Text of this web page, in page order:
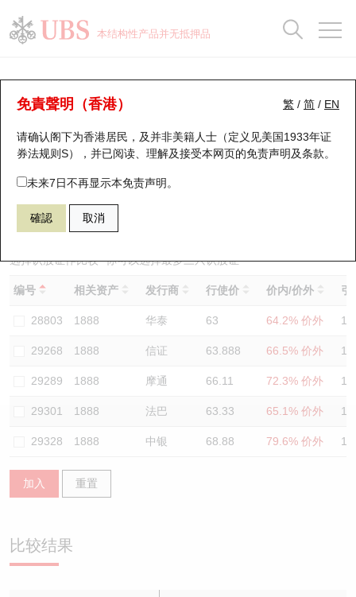
本结构性产品并无抵押品
繁 / 简 / EN
免責聲明（香港）
请确认阁下为香港居民，及并非美籍人士（定义见美国1933年证
券法规则S），并已阅读、理解及接受本网页的免责声明及条款。
未来7日不再显示本免责声明。
確認 取消
认股证分析仪
表现 街货统计 比较
29594 瑞银认购 1888 建滔积层板
选择认股证作比较*你可以选择最多三只认股证
编号 相关资产 发行商 行使价 价内/价外 引
28803 1888 华泰 63 64.2% 价外
29268 1888 信证 63.888 66.5% 价外
29289 1888 摩通 66.11 72.3% 价外
29301 1888 法巴 63.33 65.1% 价外
29328 1888 中银 68.88 79.6% 价外
加入 重置
比较结果
瑞银认股证一览
新发行瑞银认股证
即将到期认股证
认股证到期结算价查找
认股证分析仪
认股证速算机
认股证/牛熊证日志
认股证文件及公告
街货统计
比较
牛熊全景快搜
牛熊证搜寻
牛熊证街货分布图
正股牛熊证列表
新发行瑞银牛熊证
已收回牛熊证剩余价值
牛熊证到期结算价查找
牛熊证分析仪
牛熊证文件及公告
牛熊证文件及公告 (瑞信)
街货统计
比较
十大升幅/跌幅
十大认股证成交分布
十天股证占大市成交
资金流
街货统计
三十大平均引伸波幅
正股分析仪
二十大活跃股份
恒指成份股
国指成份股
科指成份股
相关资产沽空
中资ETFs溢价比较
AH 股价对照
ADR
收市竞价变化
持股比重
显示所有持股比重
每月轮证大市专题
轮证专栏
讲座及教育短片
认股证投资者教育
牛熊证投资者教育
认股证牛熊证常问问题